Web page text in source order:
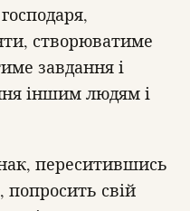
створюватиме
завдання і
іншим людям і
переситившись
попросить свій